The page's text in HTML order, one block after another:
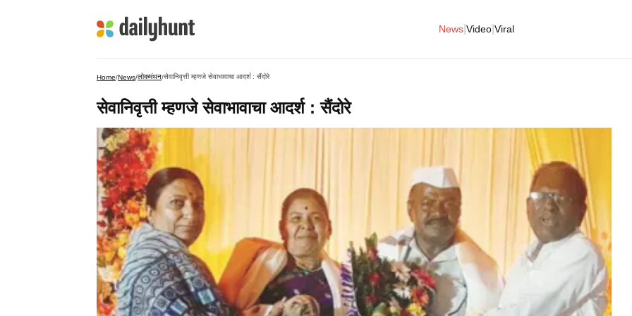
News Video Viral
Home/News/लोकमंथन/सेवानिवृत्ती म्हणजे सेवाभावाचा आदर्श : सैंदोरे
सेवानिवृत्ती म्हणजे सेवाभावाचा आदर्श : सैंदोरे